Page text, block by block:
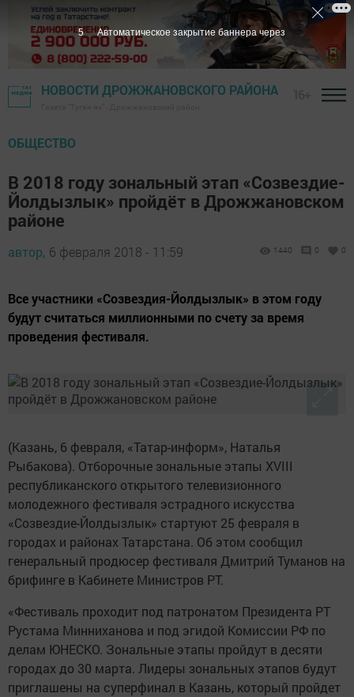
НОВОСТИ ДРОЖЖАНОВСКОГО РАЙОНА
ОБЩЕСТВО
В 2018 году зональный этап «Созвездие-
Йолдызлык» пройдёт в Дрожжановском
районе
автор, 6 февраля 2018 - 11:59 1440 0 0
Все участники «Созвездия-Йолдызлык» в этом году
будут считаться миллионными по счету за время
проведения фестиваля.
(Казань, 6 февраля, «Татар-информ», Наталья
Рыбакова). Отборочные зональные этапы XVIII
республиканского открытого телевизионного
молодежного фестиваля эстрадного искусства
«Созвездие-Йолдызлык» стартуют 25 февраля в
городах и районах Татарстана. Об этом сообщил
генеральный продюсер фестиваля Дмитрий Туманов на
брифинге в Кабинете Министров РТ.
«Фестиваль проходит под патронатом Президента РТ
Рустама Минниханова и под эгидой Комиссии РФ по
делам ЮНЕСКО. Зональные этапы пройдут в десяти
городах до 30 марта. Лидеры зональных этапов будут
приглашены на суперфинал в Казань, который пройдет
4 Автоматическое закрытие баннера через